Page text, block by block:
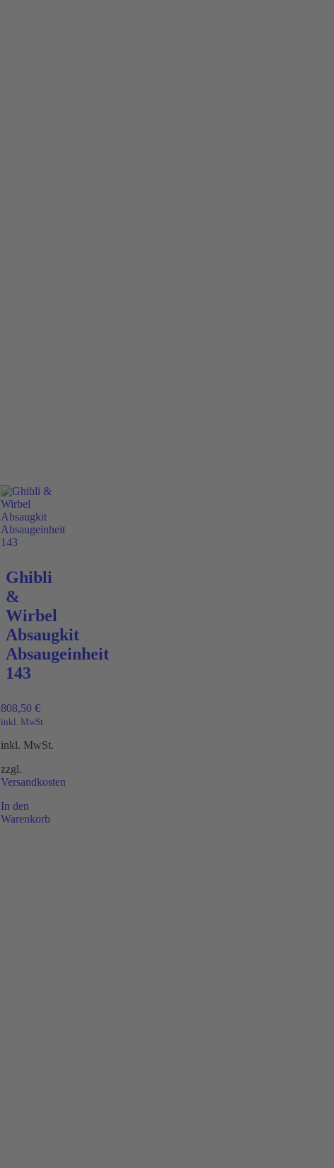
Ghibli
&
Wirbel
Absaugkit
Absaugeinheit
143
808,50 €
inkl. MwSt
inkl. MwSt.
zzgl.
Versandkosten
In den
Warenkorb